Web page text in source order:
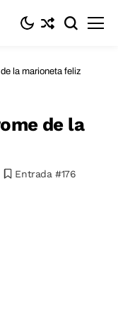
la marioneta feliz
de la
Entrada #176